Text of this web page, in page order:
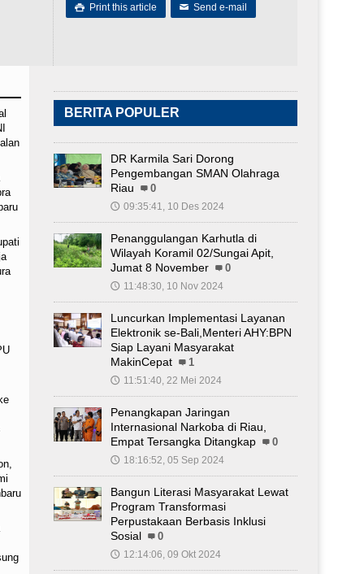
 Print this article ✉ Send e-mail
BERITA POPULER
DR Karmila Sari Dorong
Pengembangan SMAN Olahraga
Riau
0
🕔 09:35:41, 10 Des 2024
Penanggulangan Karhutla di
Wilayah Koramil 02/Sungai Apit,
Jumat 8 November
0
🕔 11:48:30, 10 Nov 2024
Luncurkan Implementasi Layanan
Elektronik se-Bali,Menteri AHY:BPN
Siap Layani Masyarakat
MakinCepat
1
🕔 11:51:40, 22 Mei 2024
Penangkapan Jaringan
Internasional Narkoba di Riau,
Empat Tersangka Ditangkap
0
🕔 18:16:52, 05 Sep 2024
Bangun Literasi Masyarakat Lewat
Program Transformasi
Perpustakaan Berbasis Inklusi
Sosial
0
🕔 12:14:06, 09 Okt 2024